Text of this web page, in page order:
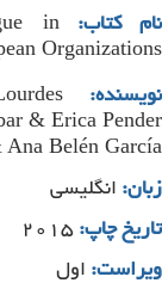
نام کتاب:in
Organizations
نویسنده:
& Erica Pender
Ana Belén García
زبان: انگلیسی
تاریخ چاپ: ۲۰۱۵
ویراست: اول